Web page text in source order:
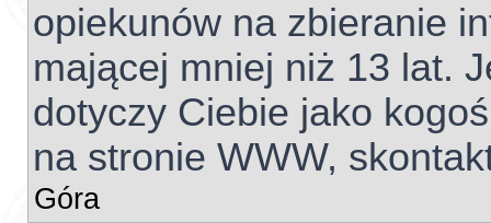
opiekunów na zbieranie
mającej mniej niż 13 lat.
dotyczy Ciebie jako
na stronie WWW,
Góra